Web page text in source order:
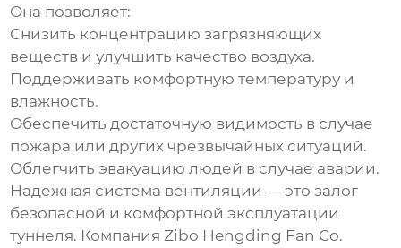
Она позволяет:
Снизить концентрацию загрязняющих
веществ и улучшить качество воздуха.
Поддерживать комфортную температуру и
влажность.
Обеспечить достаточную видимость в случае
пожара или других чрезвычайных ситуаций.
Облегчить эвакуацию людей в случае аварии.
Надежная система вентиляции — это залог
безопасной и комфортной эксплуатации
туннеля. КомпанияZibo Hengding Fan Co.